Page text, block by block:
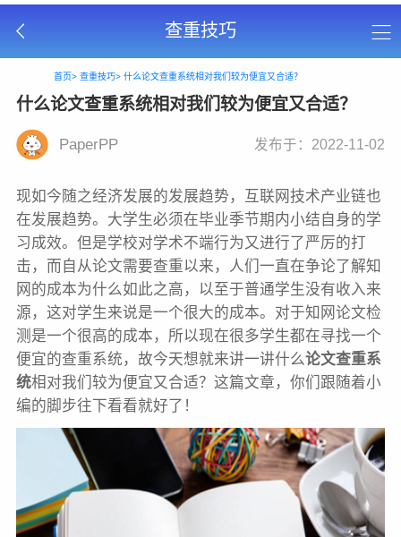
查重技巧
首页> 查重技巧> 什么论文查重系统相对我们较为便宜又合适？
什么论文查重系统相对我们较为便宜又合适？
PaperPP 发布于：2022-11-02
现如今随之经济发展的发展趋势，互联网技术产业链也
在发展趋势。大学生必须在毕业季节期内小结自身的学
习成效。但是学校对学术不端行为又进行了严厉的打
击，而自从论文需要查重以来，人们一直在争论了解知
网的成本为什么如此之高，以至于普通学生没有收入来
源，这对学生来说是一个很大的成本。对于知网论文检
测是一个很高的成本，所以现在很多学生都在寻找一个
便宜的查重系统，故今天想就来讲一讲什么论文查重系
统相对我们较为便宜又合适？这篇文章，你们跟随着小
编的脚步往下看看就好了！